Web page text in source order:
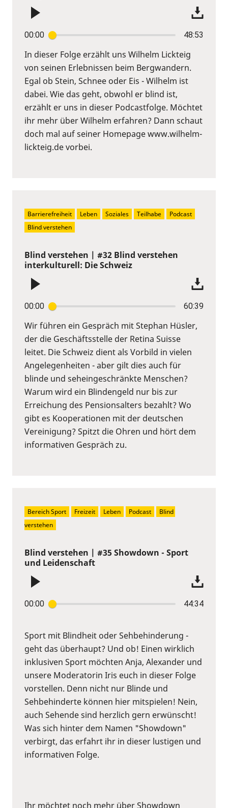
00:00 48:53
In dieser Folge erzählt uns Wilhelm Lickteig
von seinen Erlebnissen beim Bergwandern.
Egal ob Stein, Schnee oder Eis - Wilhelm ist
dabei. Wie das geht, obwohl er blind ist,
erzählt er uns in dieser Podcastfolge. Möchtet
ihr mehr über Wilhelm erfahren? Dann schaut
doch mal auf seiner Homepage www.wilhelm-
lickteig.de vorbei.
Blind verstehen | #32 Blind verstehen
interkulturell: Die Schweiz
00:00 60:39
Wir führen ein Gespräch mit Stephan Hüsler,
der die Geschäftsstelle der Retina Suisse
leitet. Die Schweiz dient als Vorbild in vielen
Angelegenheiten - aber gilt dies auch für
blinde und seheingeschränkte Menschen?
Warum wird ein Blindengeld nur bis zur
Erreichung des Pensionsalters bezahlt? Wo
gibt es Kooperationen mit der deutschen
Vereinigung? Spitzt die Ohren und hört dem
informativen Gespräch zu.
Barrierefreiheit Leben Soziales Teilhabe
Podcast
Blind verstehen
Blind verstehen | #35 Showdown - Sport
und Leidenschaft
00:00 44:34
Sport mit Blindheit oder Sehbehinderung -
geht das überhaupt? Und ob! Einen wirklich
inklusiven Sport möchten Anja, Alexander und
unsere Moderatorin Iris euch in dieser Folge
vorstellen. Denn nicht nur Blinde und
Sehbehinderte können hier mitspielen! Nein,
auch Sehende sind herzlich gern erwünscht!
Was sich hinter dem Namen "Showdown"
verbirgt, das erfahrt ihr in dieser lustigen und
informativen Folge.
Ihr möchtet noch mehr über Showdown
Bereich Sport Freizeit Leben Podcast
Blind
verstehen